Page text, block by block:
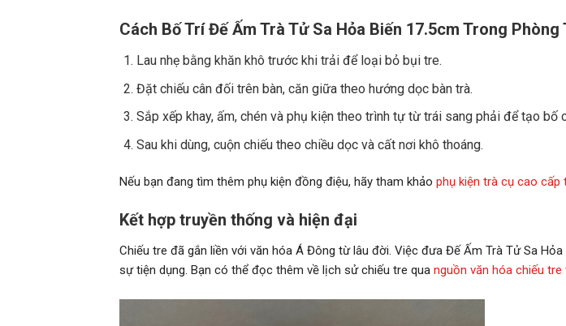
Cách Bố Trí Đế Ấm Trà Tử Sa Hỏa Biến 17.5cm Trong Phòng
Lau nhẹ bằng khăn khô trước khi trải để loại bỏ bụi tre.
Đặt chiếu cân đối trên bàn, căn giữa theo hướng dọc bàn trà.
Sắp xếp khay, ấm, chén và phụ kiện theo trình tự từ trái sang phải để tạo bố
Sau khi dùng, cuộn chiếu theo chiều dọc và cất nơi khô thoáng.
Nếu bạn đang tìm thêm phụ kiện đồng điệu, hãy tham khảo phụ kiện trà cụ cao cấp
Kết hợp truyền thống và hiện đại
Chiếu tre đã gắn liền với văn hóa Á Đông từ lâu đời. Việc đưa Đế Ấm Trà Tử Sa
sự tiện dụng. Bạn có thể đọc thêm về lịch sử chiếu tre qua nguồn văn hóa chiếu tre